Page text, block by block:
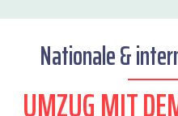
Nationale &